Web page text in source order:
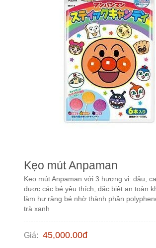
Kẹo mút Anpaman
Kẹo mút Anpaman với 3 hương vị: dâu,
được các bé yêu thích, đặc biệt an toàn
làm hư răng bé nhờ thành phần
trà xanh
Giá: 45,000.00đ